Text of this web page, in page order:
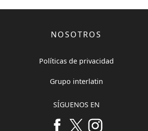
NOSOTROS
Políticas de privacidad
Grupo interlatin
SÍGUENOS EN